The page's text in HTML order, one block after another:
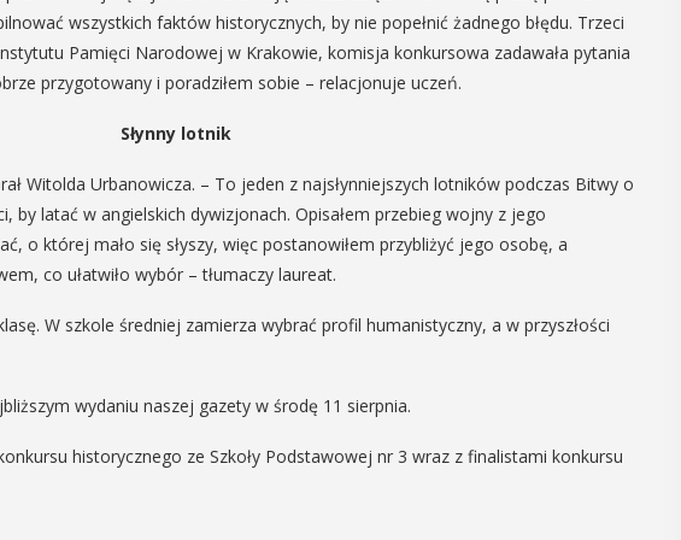
wszystkich faktów historycznych, by nie popełnić żadnego błędu. Trzeci
Pamięci Narodowej w Krakowie, komisja konkursowa zadawała pytania
przygotowany i poradziłem sobie – relacjonuje uczeń.
Słynny lotnik
Witolda Urbanowicza. – To jeden z najsłynniejszych lotników podczas Bitwy o
by latać w angielskich dywizjonach. Opisałem przebieg wojny z jego
o której mało się słyszy, więc postanowiłem przybliżyć jego osobę, a
co ułatwiło wybór – tłumaczy laureat.
W szkole średniej zamierza wybrać profil humanistyczny, a w przyszłości
wydaniu naszej gazety w środę 11 sierpnia.
historycznego ze Szkoły Podstawowej nr 3 wraz z finalistami konkursu
i
czyli 29-30
przez
05 MAJ
Obchody Dnia
Godności Osób z
Niepełnosprawnością
Intelektualną
który przypada 5 maja, w Myślenicach
Godności. Organizatorom tego
06
W